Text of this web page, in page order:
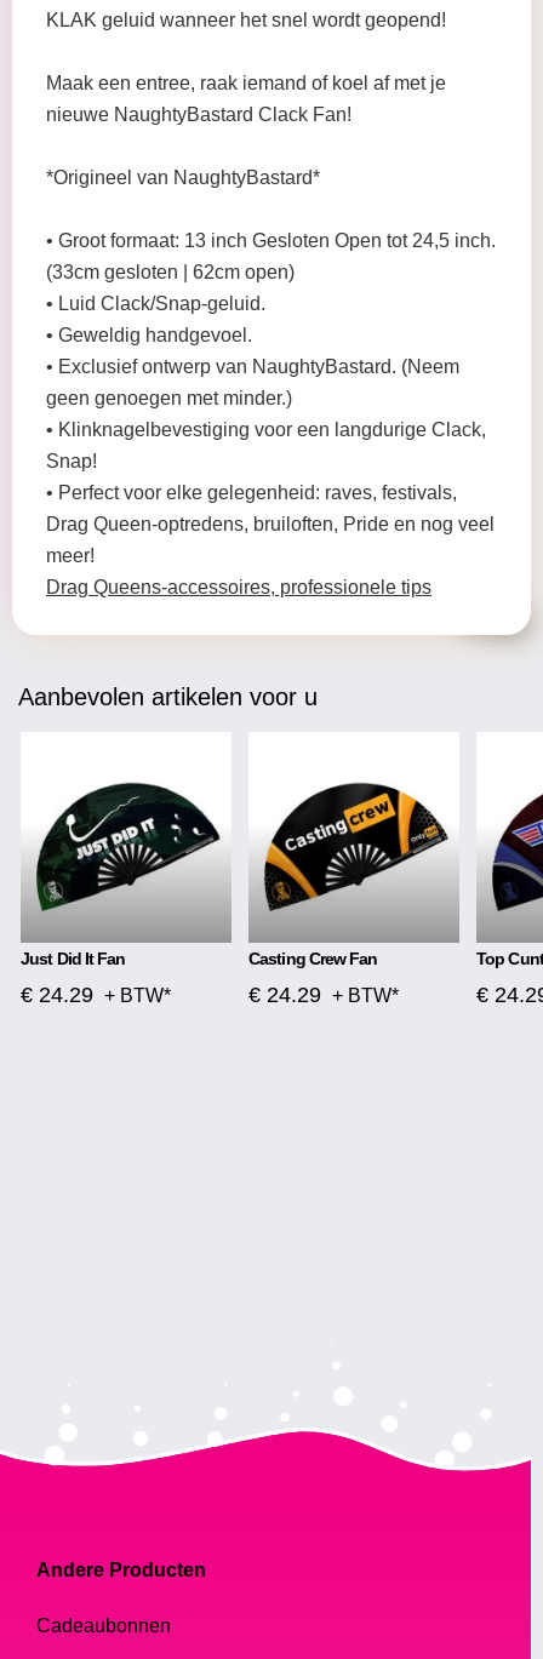
KLAK geluid wanneer het snel wordt geopend!
Maak een entree, raak iemand of koel af met je
nieuwe NaughtyBastard Clack Fan!
*Origineel van NaughtyBastard*
• Groot formaat: 13 inch Gesloten Open tot 24,5 inch.
(33cm gesloten | 62cm open)
• Luid Clack/Snap-geluid.
• Geweldig handgevoel.
• Exclusief ontwerp van NaughtyBastard. (Neem
geen genoegen met minder.)
• Klinknagelbevestiging voor een langdurige Clack,
Snap!
• Perfect voor elke gelegenheid: raves, festivals,
Drag Queen-optredens, bruiloften, Pride en nog veel
meer!
Drag Queens-accessoires, professionele tips
Aanbevolen artikelen voor u
Just Did It Fan
€ 24.29 + BTW*
Casting Crew Fan
€ 24.29 + BTW*
Top
€
Andere Producten
Cadeaubonnen